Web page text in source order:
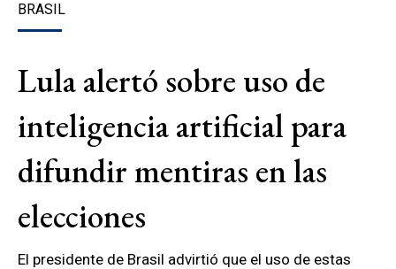
BRASIL
Lula alertó sobre uso de
inteligencia artificial para
difundir mentiras en las
elecciones
El presidente de Brasil advirtió que el uso de estas